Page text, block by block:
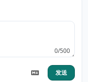
0/500
发送